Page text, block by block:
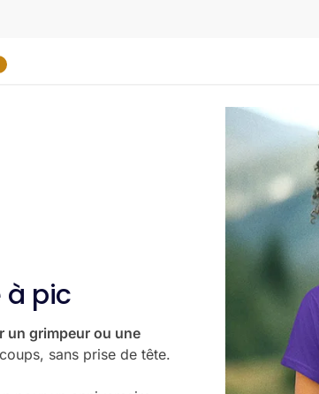
à pic
un grimpeur ou une
sans prise de tête.